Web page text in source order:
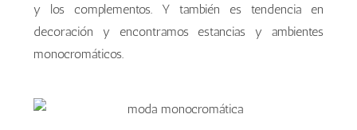
y los complementos. Y también es tendencia en
decoración y encontramos estancias y ambientes
monocromáticos.